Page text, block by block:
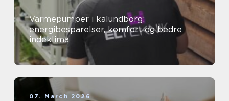
Varmepumper i kalundborg:
energibesparelser, komfort og bedre
indeklima
07. March 2026